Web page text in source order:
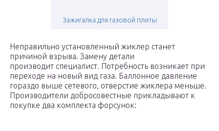
Зажигалка для газовой плиты
Неправильно установленный жиклер станет
причиной взрыва. Замену детали
производит специалист. Потребность возникает при
переходе на новый вид газа. Баллонное давление
гораздо выше сетевого, отверстие жиклера меньше.
Производители добросовестные прикладывают к
покупке два комплекта форсунок: